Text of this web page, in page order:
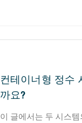
컨테이너형 정수
까요?
이 글에서는 두 시스